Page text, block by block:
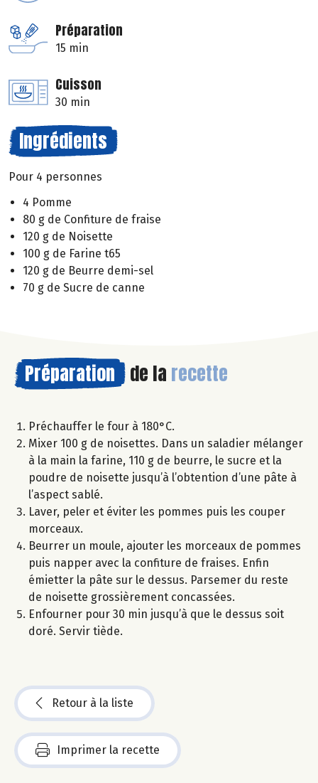
Préparation
15 min
Cuisson
30 min
Ingrédients
Pour 4 personnes
4 Pomme
80 g de Confiture de fraise
120 g de Noisette
100 g de Farine t65
120 g de Beurre demi-sel
70 g de Sucre de canne
Préparation de la recette
Préchauffer le four à 180°C.
Mixer 100 g de noisettes. Dans un saladier mélanger
à la main la farine, 110 g de beurre, le sucre et la
poudre de noisette jusqu’à l’obtention d’une pâte à
l’aspect sablé.
Laver, peler et éviter les pommes puis les couper
morceaux.
Beurrer un moule, ajouter les morceaux de pommes
puis napper avec la confiture de fraises. Enfin
émietter la pâte sur le dessus. Parsemer du reste
de noisette grossièrement concassées.
Enfourner pour 30 min jusqu’à que le dessus soit
doré. Servir tiède.
Retour à la liste
Imprimer la recette